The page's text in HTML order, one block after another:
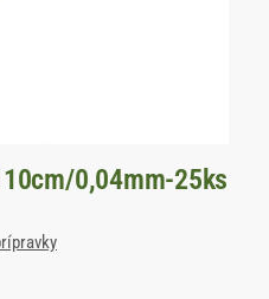
0,04mm-25ks